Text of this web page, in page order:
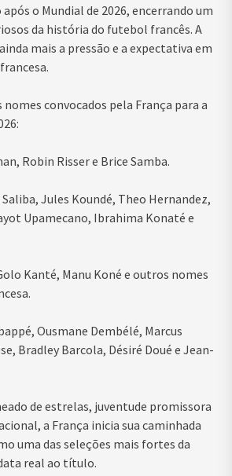
o Mundial de 2026, encerrando um
da história do futebol francês. A
mais a pressão e a expectativa em
convocados pela França para a
Robin Risser e Brice Samba.
Jules Koundé, Theo Hernandez,
Upamecano, Ibrahima Konaté e
Kanté, Manu Koné e outros nomes
Ousmane Dembélé, Marcus
Bradley Barcola, Désiré Doué e Jean-
de estrelas, juventude promissora
a França inicia sua caminhada
uma das seleções mais fortes da
real ao título.